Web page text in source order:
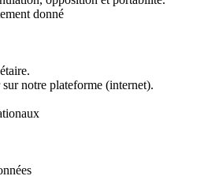
donné
notre plateforme (internet).